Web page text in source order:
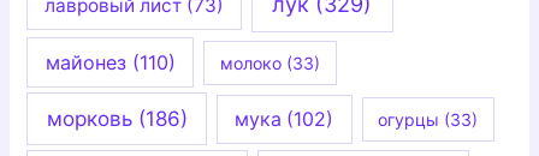
лавровый лист (73)
майонез(110) молоко (33)
морковь(186) мука (102) огурцы (33)